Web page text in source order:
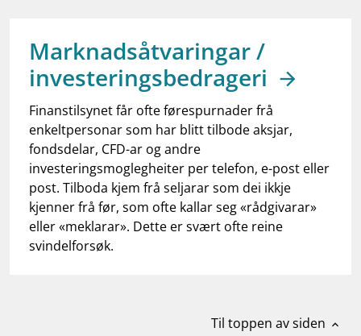
dashboardInformasjon for investorer
notifications_noneAbonner på nyhetsvarsel
Marknadsåtvaringar /
investeringsbedrageri
Finanstilsynet får ofte førespurnader frå
enkeltpersonar som har blitt tilbode aksjar,
fondsdelar, CFD-ar og andre
investeringsmoglegheiter per telefon, e-post eller
post. Tilboda kjem frå seljarar som dei ikkje
kjenner frå før, som ofte kallar seg «rådgivarar»
eller «meklarar». Dette er svært ofte reine
svindelforsøk.
Til toppen av siden expand_less